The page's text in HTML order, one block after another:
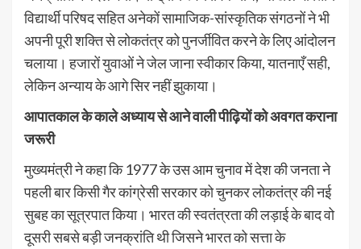
विद्यार्थी परिषद सहित अनेकों सामाजिक-सांस्कृतिक संगठनों ने भी
अपनी पूरी शक्ति से लोकतंत्र को पुनर्जीवित करने के लिए आंदोलन
चलाया। हजारों युवाओं ने जेल जाना स्वीकार किया, यातनाएँ सही,
लेकिन अन्याय के आगे सिर नहीं झुकाया।
आपातकाल के काले अध्याय से आने वाली पीढ़ियों को अवगत कराना
जरूरी
मुख्यमंत्री ने कहा कि 1977 के उस आम चुनाव में देश की जनता ने
पहली बार किसी गैर कांग्रेसी सरकार को चुनकर लोकतंत्र की नई
सुबह का सूत्रपात किया। भारत की स्वतंत्रता की लड़ाई के बाद वो
दूसरी सबसे बड़ी जनक्रांति थी जिसने भारत को सत्ता के